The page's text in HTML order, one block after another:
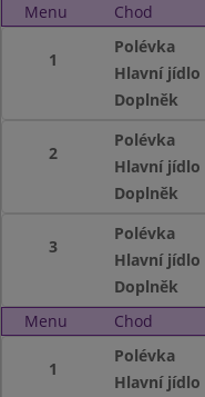
Menu Chod
1
Polévka
Hlavní jídlo
Doplněk
2
Polévka
Hlavní jídlo
Doplněk
3
Polévka
Hlavní jídlo
Doplněk
Menu
Chod
1
Polévka
Hlavní jídlo